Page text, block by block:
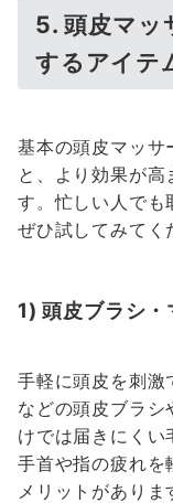
5. 頭皮マッ
するアイテ
基本の頭皮マッサ
と、より効果が高
す。忙しい人でも
ぜひ試してみてく
1) 頭皮ブラシ
手軽に頭皮を刺激
などの頭皮ブラ
けでは届きにくい
手首や指の疲れを
メリットがありま